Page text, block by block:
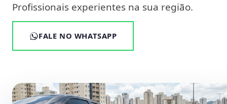
Profissionais experientes na sua região.
FALE NO WHATSAPP